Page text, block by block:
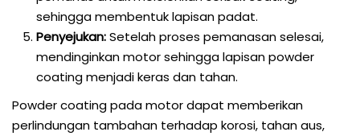
sehingga membentuk lapisan padat.
Penyejukan:Setelah proses pemanasan selesai,
mendinginkan motor sehingga lapisan powder
coating menjadi keras dan tahan.
Powder coating pada motor dapat memberikan
perlindungan tambahan terhadap korosi, tahan aus,